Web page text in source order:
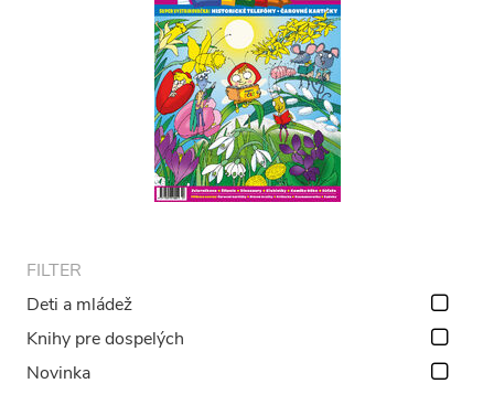
FILTER
Deti a mládež
Knihy pre dospelých
Novinka